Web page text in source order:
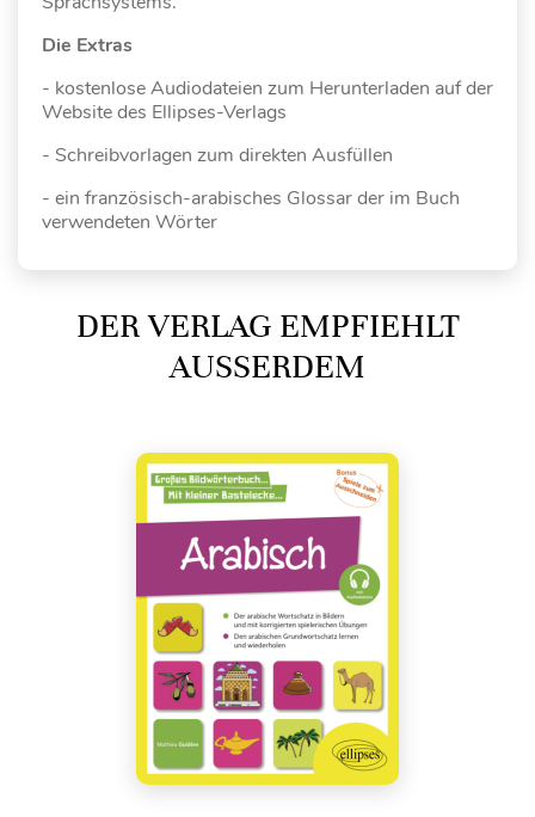
Die Extras
- kostenlose Audiodateien zum Herunterladen auf der
Website des Ellipses-Verlags
- Schreibvorlagen zum direkten Ausfüllen
- ein französisch-arabisches Glossar der im Buch
verwendeten Wörter
DER VERLAG EMPFIEHLT
AUSSERDEM